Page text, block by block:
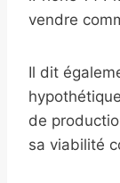
vendre
Il dit
de
sa viabilité